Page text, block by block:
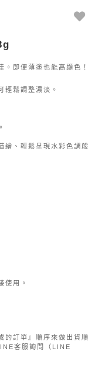
。即便薄塗也能高顯色！
輕鬆調整濃淡。
繪、輕鬆呈現水彩色調般
使用。
的訂單』順序來做出貨順
客服詢問（LINE